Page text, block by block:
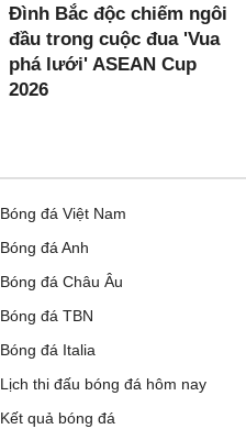
Đình Bắc độc chiếm ngôi
đầu trong cuộc đua 'Vua
phá lưới' ASEAN Cup
2026
Bóng đá Việt Nam
Bóng đá Anh
Bóng đá Châu Âu
Bóng đá TBN
Bóng đá Italia
Lịch thi đấu bóng đá hôm nay
Kết quả bóng đá